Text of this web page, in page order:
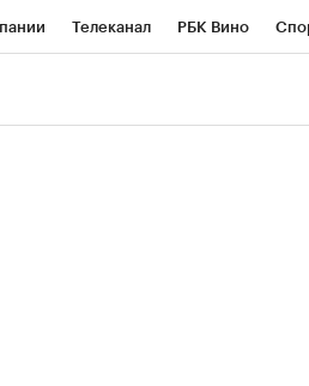
Телеканал РБК Вино